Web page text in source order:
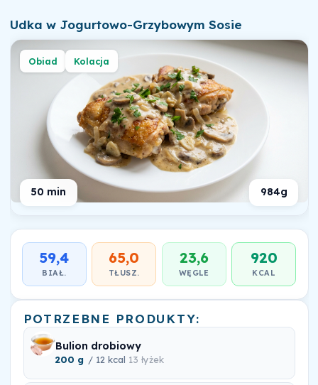
Udka w Jogurtowo-Grzybowym Sosie
Obiad Kolacja
50 min 984g
59,4
BIAŁ.
65,0
TŁUSZ.
23,6
WĘGLE
920
KCAL
POTRZEBNE PRODUKTY:
Bulion drobiowy
200 g / 12 kcal 13 łyżek